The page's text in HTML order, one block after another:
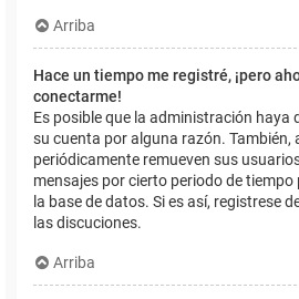
Arriba
Hace un tiempo me registré, ¡pero
conectarme!
Es posible que la administración haya
su cuenta por alguna razón. También,
periódicamente remueven sus
mensajes por cierto periodo de tiempo
la base de datos. Si es así, registrese
las discuciones.
Arriba